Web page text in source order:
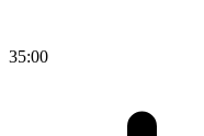
35:00